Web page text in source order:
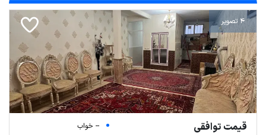
4 تصویر
قیمت توافقی
-- خواب